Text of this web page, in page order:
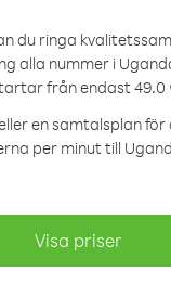
du ringa
alla nummer i
från endast 49.0
en samtalsplan
per minut till
Visa priser